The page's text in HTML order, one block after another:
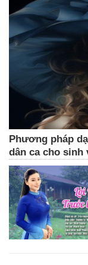
Phương pháp
dân ca cho sinh